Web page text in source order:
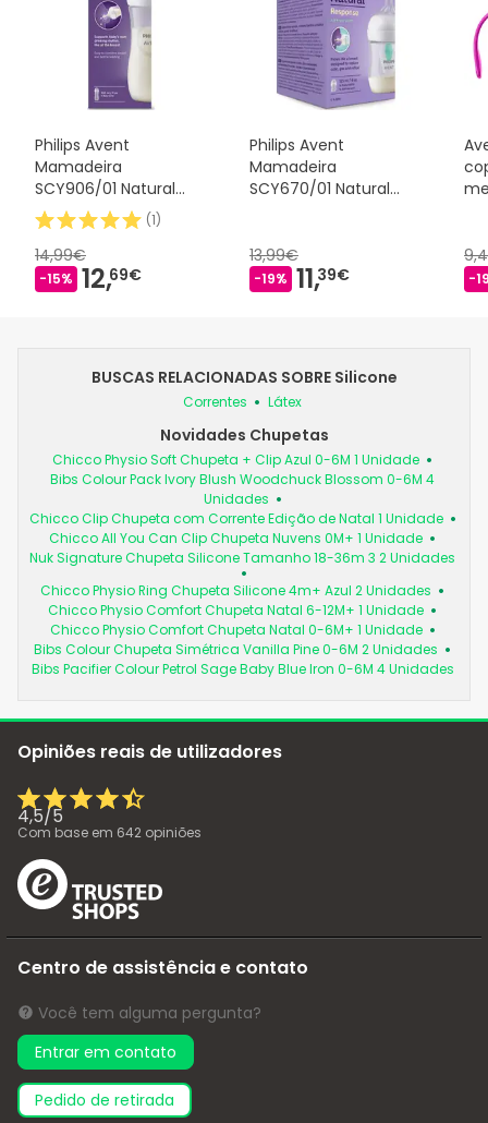
Philips Avent
Mamadeira
SCY906/01 Natural
Response 330ml
(1)
14,99€
-15% 12,69€
Philips Avent
Mamadeira
SCY670/01 Natural
13,99€
-19% 11,39€ -
BUSCAS RELACIONADAS SOBRE Silicone
Correntes Látex
Novidades Chupetas
Chicco Physio Soft Chupeta + Clip Azul 0-6M 1 Unidade
Bibs Colour Pack Ivory Blush Woodchuck Blossom 0-6M 4
Unidades
Chicco Clip Chupeta com Corrente Edição de Natal 1 Unidade
Chicco All You Can Clip Chupeta Nuvens 0M+ 1 Unidade
Nuk Signature Chupeta Silicone Tamanho 18-36m 3 2 Unidades
Chicco Physio Ring Chupeta Silicone 4m+ Azul 2 Unidades
Chicco Physio Comfort Chupeta Natal 6-12M+ 1 Unidade
Chicco Physio Comfort Chupeta Natal 0-6M+ 1 Unidade
Bibs Colour Chupeta Simétrica Vanilla Pine 0-6M 2 Unidades
Bibs Pacifier Colour Petrol Sage Baby Blue Iron 0-6M 4 Unidades
Opiniões reais de utilizadores
4,5/5
Com base em 642 opiniões
Centro de assistência e contato
Você tem alguma pergunta?
Entrar em contato
pedido de retirada